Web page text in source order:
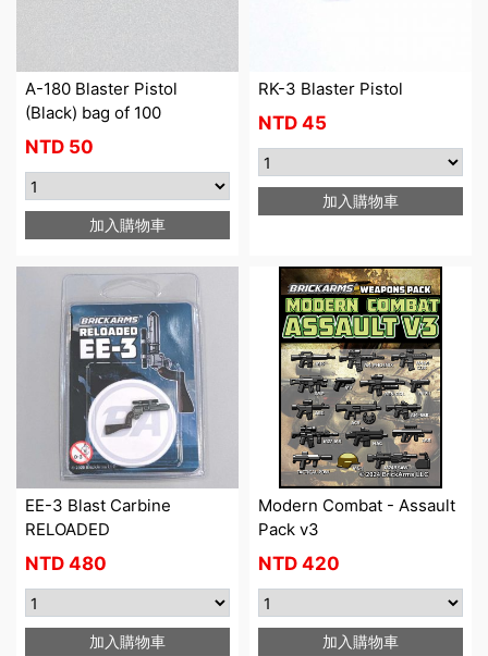
A-180 Blaster Pistol
(Black) bag of 100
NTD 50
加入購物車
RK-3 Blaster Pistol
NTD 45
加入購物車
EE-3 Blast Carbine
RELOADED
NTD 480
加入購物車
Modern Combat - Assault
Pack v3
NTD 420
加入購物車